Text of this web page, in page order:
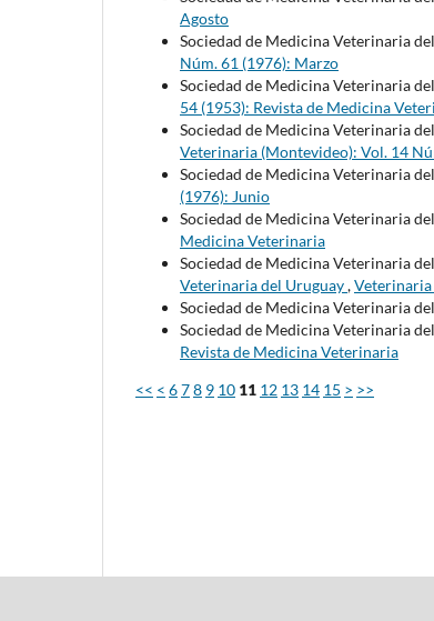
Agosto
Sociedad de Medicina Veterinaria
Núm. 61 (1976): Marzo
Sociedad de Medicina Veterinaria
54 (1953): Revista de Medicina
Sociedad de Medicina Veterinaria
Veterinaria (Montevideo): Vol. 14
Sociedad de Medicina Veterinaria
(1976): Junio
Sociedad de Medicina Veterinaria
Medicina Veterinaria
Sociedad de Medicina Veterinaria
Veterinaria del Uruguay,
Sociedad de Medicina Veterinaria
Sociedad de Medicina Veterinaria
Revista de Medicina Veterinaria
<< < 678 9 10 11 12 13 14 15 > >>